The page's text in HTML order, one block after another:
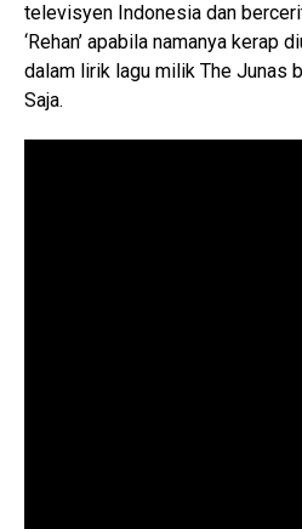
televisyen Indonesia dan
‘Rehan’ apabila namanya kerap
dalam lirik lagu milik The Junas
Saja.